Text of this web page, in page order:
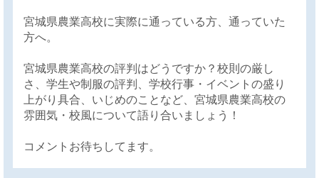
宮城県農業高校に実際に通っている方、通っていた
方へ。
宮城県農業高校の評判はどうですか？校則の厳し
さ、学生や制服の評判、学校行事・イベントの盛り
上がり具合、いじめのことなど、宮城県農業高校の
雰囲気・校風について語り合いましょう！
コメントお待ちしてます。